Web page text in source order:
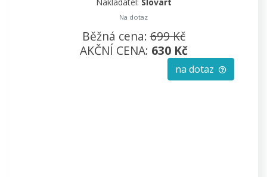
Na dotaz
Běžná cena:699 Kč
AKČNÍ CENA: 630 Kč
na dotaz